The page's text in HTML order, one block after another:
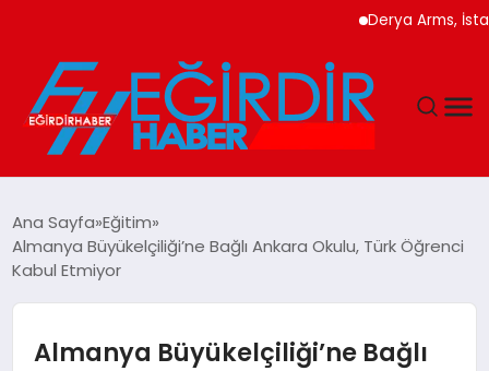
Derya Arms,
EĞITIM
Ana Sayfa Eğitim
Almanya Büyükelçiliği’ne Bağlı Ankara Okulu, Türk Öğrenci
Kabul Etmiyor
Almanya Büyükelçiliği’ne Bağlı